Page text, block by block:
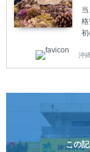
1
険
沖
この